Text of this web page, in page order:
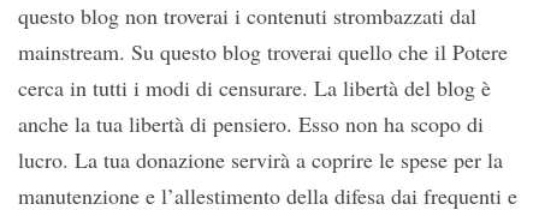
questo blog non troverai i contenuti strombazzati dal
mainstream. Su questo blog troverai quello che il Potere
cerca in tutti i modi di censurare. La libertà del blog è
anche la tua libertà di pensiero. Esso non ha scopo di
lucro. La tua donazione servirà a coprire le spese per la
manutenzione e l’allestimento della difesa dai frequenti e